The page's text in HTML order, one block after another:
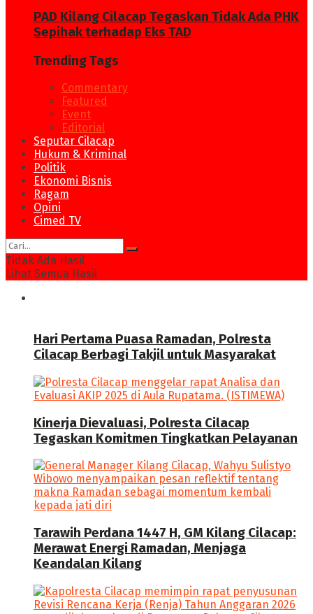
PAD Kilang Cilacap Tegaskan Tidak Ada PHK
Sepihak terhadap Eks TAD
Trending Tags
Commentary
Featured
Event
Editorial
Seputar Cilacap
Hukum & Kriminal
Politik
Ekonomi Bisnis
Ragam
Opini
Cimed TV
Tidak Ada Hasil
Lihat Semua Hasil
Hari Pertama Puasa Ramadan, Polresta
Cilacap Berbagi Takjil untuk Masyarakat
Kinerja Dievaluasi, Polresta Cilacap
Tegaskan Komitmen Tingkatkan Pelayanan
Tarawih Perdana 1447 H, GM Kilang Cilacap:
Merawat Energi Ramadan, Menjaga
Keandalan Kilang